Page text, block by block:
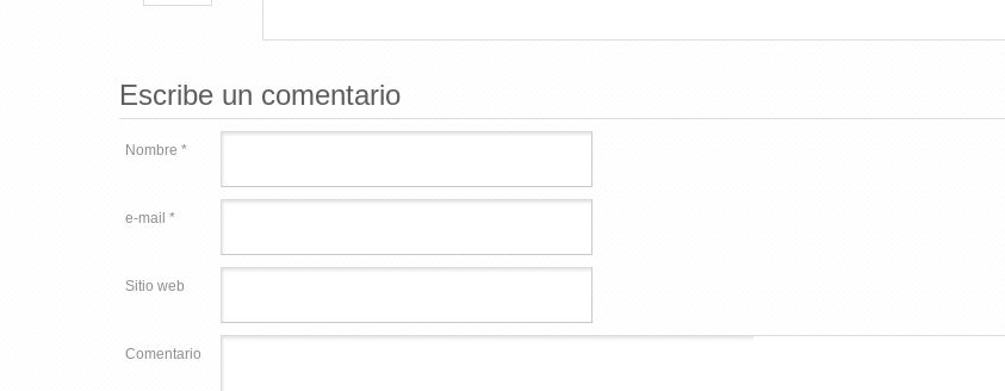
Escribe un comentario
Nombre *
e-mail *
Sitio web
Comentario